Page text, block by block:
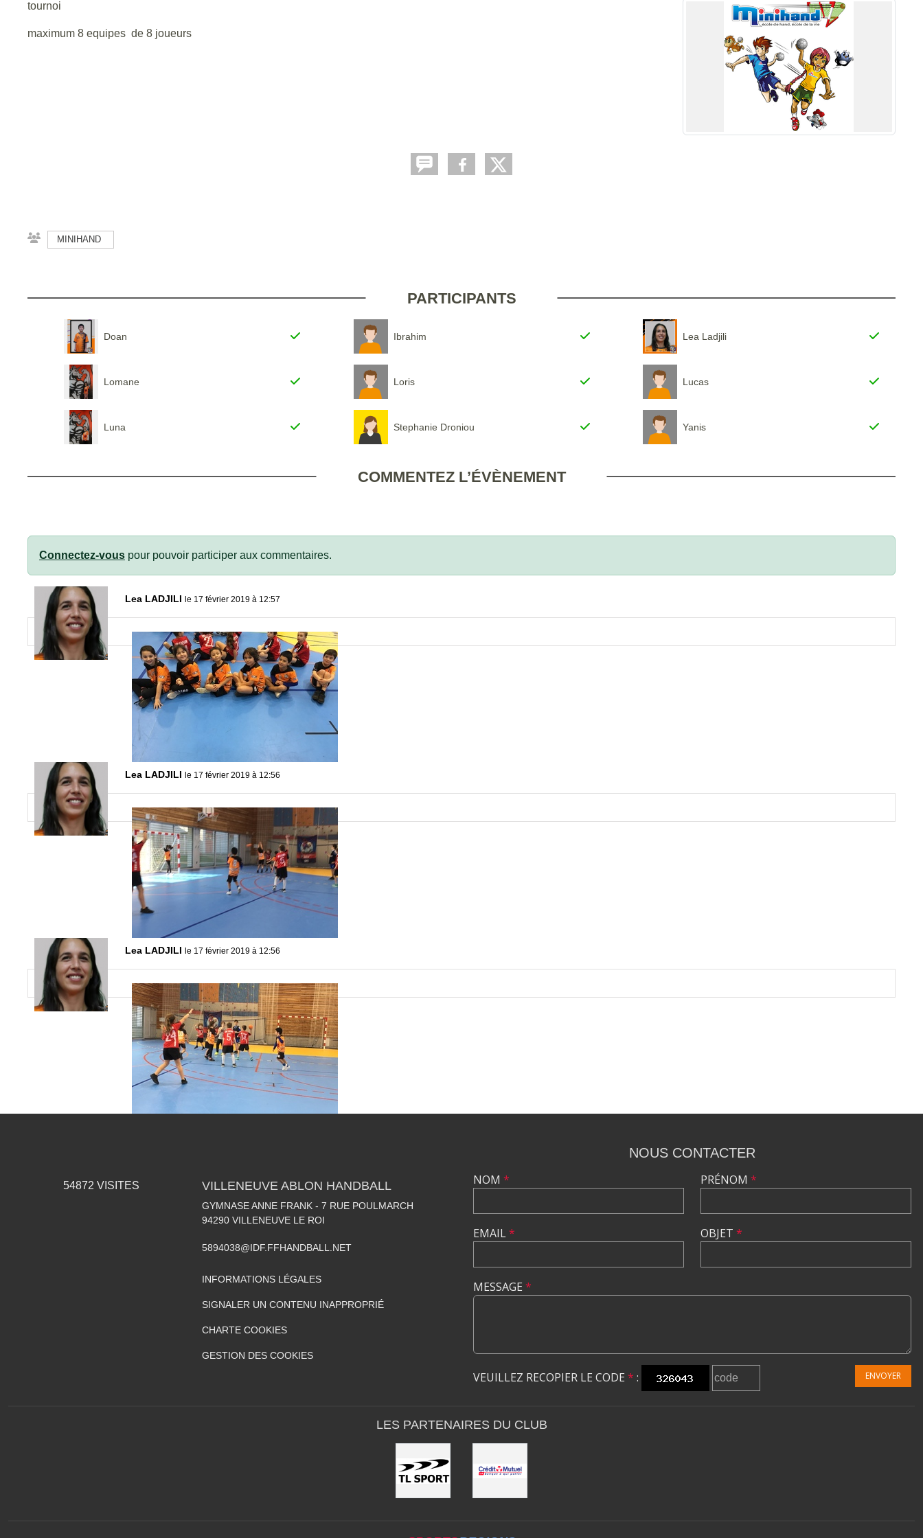
tournoi
maximum 8 equipes de 8 joueurs
MINIHAND
PARTICIPANTS
Doan Ibrahim Lea Ladjili
Lomane Loris Lucas
Luna Stephanie Droniou Yanis
COMMENTEZ L’ÉVÈNEMENT
Connectez-vous pour pouvoir participer aux commentaires.
Lea LADJILI le 17 février 2019 à 12:57
Lea LADJILI le 17 février 2019 à 12:56
Lea LADJILI le 17 février 2019 à 12:56
54872 VISITES VILLENEUVE ABLON HANDBALL
GYMNASE ANNE FRANK - 7 RUE POULMARCH
94290 VILLENEUVE LE ROI
5894038@IDF.FFHANDBALL.NET
INFORMATIONS LÉGALES
SIGNALER UN CONTENU INAPPROPRIÉ
CHARTE COOKIES
GESTION DES COOKIES
NOUS CONTACTER
NOM *
EMAIL*
PRÉNOM *
OBJET *
MESSAGE *
VEUILLEZ RECOPIER LE CODE * : ENVOYER
LES PARTENAIRES DU CLUB